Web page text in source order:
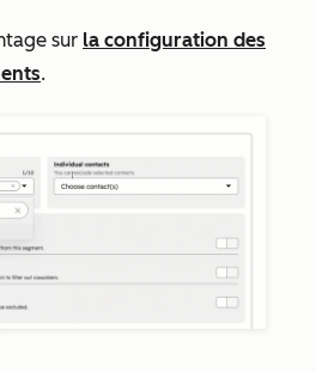
sur la configuration des
.